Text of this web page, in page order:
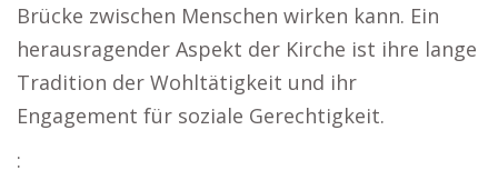
Brücke zwischen Menschen wirken kann. Ein
herausragender Aspekt der Kirche ist ihre lange
Tradition der Wohltätigkeit und ihr
Engagement für soziale Gerechtigkeit.
: